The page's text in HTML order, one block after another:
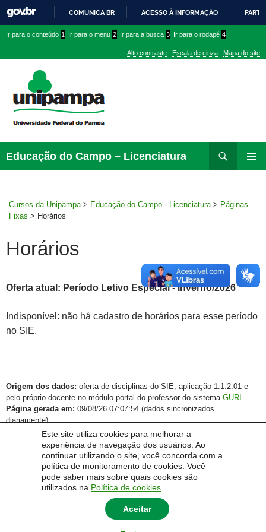
Este site utiliza cookies para melhorar a
experiência de navegação dos usuários. Ao
continuar utilizando o site, você concorda com a
política de monitoramento de cookies. Você
pode saber mais sobre quais cookies são
utilizados na Política de cookies
Aceitar
PARA
CONTEÚDO
COMUNICA BR ACESSO À INFORMAÇÃO
conteúdo
menu
superior
menu
Ir para o conteúdo 1 Ir para o menu 2 Ir para a busca 3 Ir para o rodapé 4
Alto contraste Escala de cinza Mapa do site
Educação do Campo – Licenciatura
para
Cursos da Unipampa > Educação do Campo - Licenciatura > Páginas
Fixas > Horários
Horários
Oferta atual: Período Letivo Especial - Inverno/2026
Indisponível: não há cadastro de horários para esse período
no SIE.
Origem dos dados: oferta de disciplinas do SIE, aplicação 1.1.2.01 e
pelo próprio docente no módulo portal do professor do sistema GURI
Página gerada em: 09/08/26 07:07:54 (dados sincronizados
diariamente).